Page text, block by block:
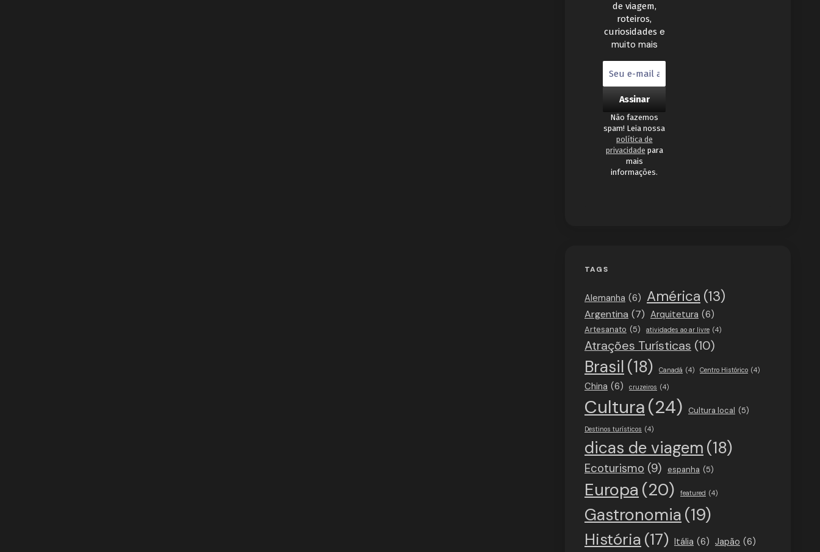
de viagem,
roteiros,
curiosidades e
muito mais
Não fazemos
spam! Leia nossa
política de
privacidade para
mais
informações.
TAGS
Alemanha (6) América (13)
Argentina (7) Arquitetura (6)
Artesanato (5) atividades ao ar livre (4)
Atrações Turísticas (10)
Brasil (18) Canadá (4) Centro Histórico (4)
China (6) cruzeiros (4)
Cultura(24) Cultura local (5)
Destinos turísticos (4)
dicas de viagem (18)
Ecoturismo (9) espanha (5)
Europa (20) featured (4)
Gastronomia (19)
História (17) Itália (6) Japão (6)